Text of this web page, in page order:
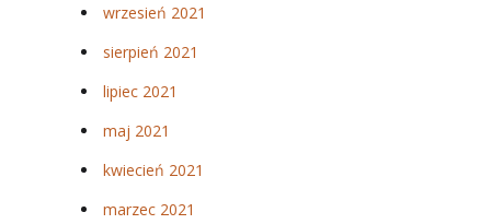
wrzesień 2021
sierpień 2021
lipiec 2021
maj 2021
kwiecień 2021
marzec 2021